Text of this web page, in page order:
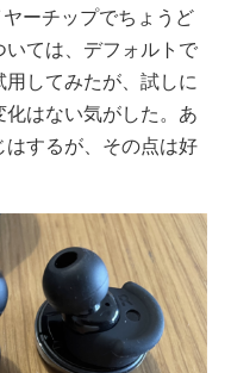
ーチップでちょうど
いては、デフォルトで
してみたが、試しに
はない気がした。あ
はするが、その点は好